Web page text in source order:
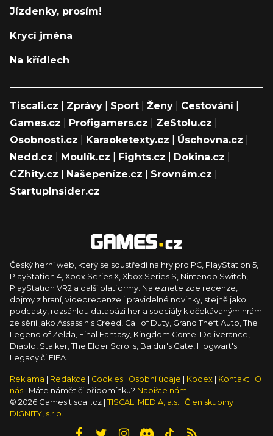
Jízdenky, prosím!
Krycí jména
Na křídlech
Tiscali.cz Zprávy Sport Ženy Cestování|
Games.cz
Profigamers.cz ZeStolu.cz
Osobnosti.cz
Karaoketexty.cz Úschovna.cz
Nedd.cz
Moulík.cz Fights.cz Dokina.cz
CZhity.cz
Našepeníze.cz Srovnám.cz
StartupInsider.cz
Český herní web, který se soustředí na hry pro PC, PlayStation 5,
PlayStation 4, Xbox Series X, Xbox Series S, Nintendo Switch,
PlayStation VR2 a další platformy. Naleznete zde recenze,
dojmy z hraní, videorecenze i pravidelné novinky, stejně jako
podcasty, rozsáhlou databázi her a speciály k očekávaným hrám
ze sérií jako Assassin's Creed, Call of Duty, Grand Theft Auto, The
Legend of Zelda, Final Fantasy, Kingdom Come: Deliverance,
Diablo, Stalker, The Elder Scrolls, Baldur's Gate, Hogwart's
Legacy či FIFA.
Reklama Redakce Cookies Osobní údaje Kodex Kontakt
O
nás
| Máte námět či připomínku? Napište nám
© 2026 Games.tiscali.cz | TISCALI MEDIA, a.s.
Člen skupiny
DIGNITY, s.r.o.